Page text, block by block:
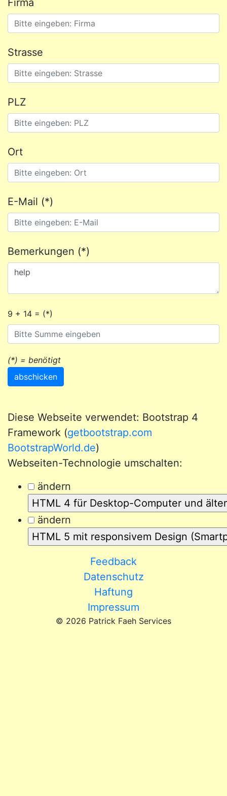
Firma
Strasse
PLZ
Ort
E-Mail (*)
Bemerkungen (*)
9 + 14 = (*)
(*) = benötigt
abschicken
Diese Webseite verwendet: Bootstrap 4
Framework (getbootstrap.com
BootstrapWorld.de)
Webseiten-Technologie umschalten:
ändern
ändern
Feedback
Datenschutz
Haftung
Impressum
© 2026 Patrick Faeh Services